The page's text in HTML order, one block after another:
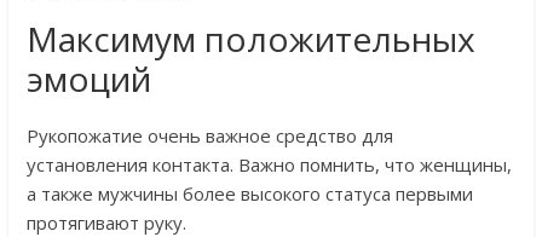
Максимум положительных
эмоций
Рукопожатие очень важное средство для
установления контакта. Важно помнить, что женщины,
а также мужчины более высокого статуса первыми
протягивают руку.